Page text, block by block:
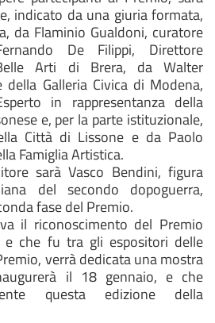
indicato da una giuria formata,
da Flaminio Gualdoni, curatore
De Filippi, Direttore
Arti di Brera, da Walter
della Galleria Civica di Modena,
in rappresentanza della
e, per la parte istituzionale,
Città di Lissone e da Paolo
Famiglia Artistica.
sarà Vasco Bendini, figura
del secondo dopoguerra,
fase del Premio.
il riconoscimento del Premio
e che fu tra gli espositori delle
verrà dedicata una mostra
il 18 gennaio, e che
questa edizione della